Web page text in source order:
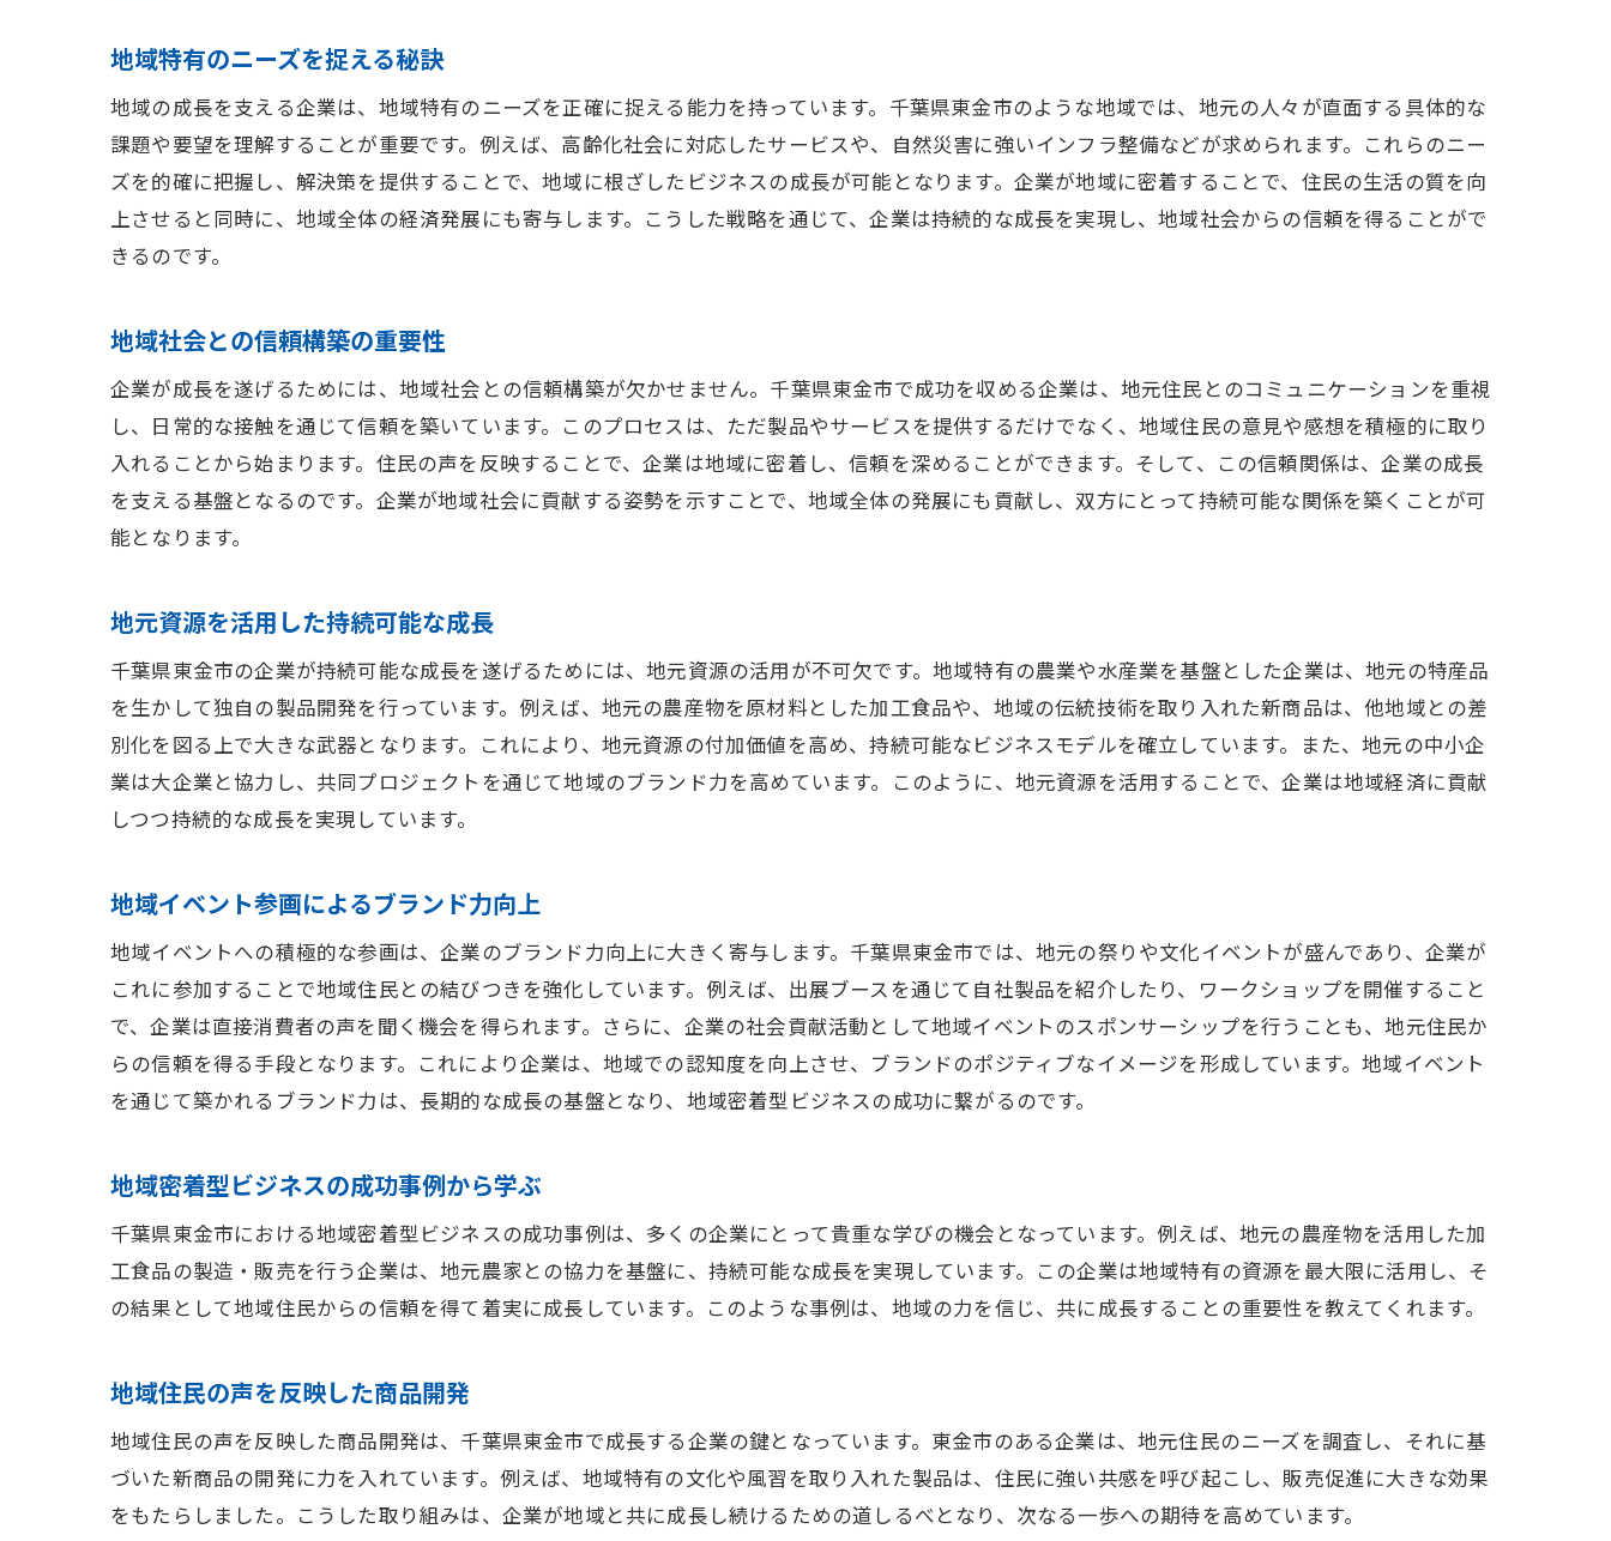
東金市の経済発展と産業構造
地域資源を活かした新規ビジネス展開
地域企業の競争力を高める戦略
東金市の成長を後押しする政策の分析
成功事例から学ぶイノベーション
地域ニーズをビジネスチャンスに変える
成功企業の地域への貢献事例
成長企業が地域に与える影響分析
地域社会からのフィードバック活用法
住民参加型プロジェクトの成功事例
地元住民の声を反映した経営戦略
地域との連携がもたらす持続可能性
地域資源を活用したエコフレンドリー戦略
持続的成長を支える地域コミュニティの役割
地域と企業の持続的パートナーシップ
長期的成長を目指す地域連携の実施例
地域社会における雇用創出の波及効果
企業の成長がもたらす社会的価値
地域振興に寄与する企業の役割
東金市で成長する企業の地域密着型アプローチ
地域特性を活かしたアプローチとは
東金市の企業が選ぶ地域密着戦略
地域特有のニーズを捉える秘訣
地域の成長を支える企業は、地域特有のニーズを正確に捉える能力を持っています。千葉県東金市のような地域では、地元の人々が直面する具体的な
課題や要望を理解することが重要です。例えば、高齢化社会に対応したサービスや、自然災害に強いインフラ整備などが求められます。これらのニー
ズを的確に把握し、解決策を提供することで、地域に根ざしたビジネスの成長が可能となります。企業が地域に密着することで、住民の生活の質を向
上させると同時に、地域全体の経済発展にも寄与します。こうした戦略を通じて、企業は持続的な成長を実現し、地域社会からの信頼を得ることがで
きるのです。
地域社会との信頼構築の重要性
企業が成長を遂げるためには、地域社会との信頼構築が欠かせません。千葉県東金市で成功を収める企業は、地元住民とのコミュニケーションを重視
し、日常的な接触を通じて信頼を築いています。このプロセスは、ただ製品やサービスを提供するだけでなく、地域住民の意見や感想を積極的に取り
入れることから始まります。住民の声を反映することで、企業は地域に密着し、信頼を深めることができます。そして、この信頼関係は、企業の成長
を支える基盤となるのです。企業が地域社会に貢献する姿勢を示すことで、地域全体の発展にも貢献し、双方にとって持続可能な関係を築くことが可
能となります。
地元資源を活用した持続可能な成長
千葉県東金市の企業が持続可能な成長を遂げるためには、地元資源の活用が不可欠です。地域特有の農業や水産業を基盤とした企業は、地元の特産品
を生かして独自の製品開発を行っています。例えば、地元の農産物を原材料とした加工食品や、地域の伝統技術を取り入れた新商品は、他地域との差
別化を図る上で大きな武器となります。これにより、地元資源の付加価値を高め、持続可能なビジネスモデルを確立しています。また、地元の中小企
業は大企業と協力し、共同プロジェクトを通じて地域のブランド力を高めています。このように、地元資源を活用することで、企業は地域経済に貢献
しつつ持続的な成長を実現しています。
地域イベント参画によるブランド力向上
地域イベントへの積極的な参画は、企業のブランド力向上に大きく寄与します。千葉県東金市では、地元の祭りや文化イベントが盛んであり、企業が
これに参加することで地域住民との結びつきを強化しています。例えば、出展ブースを通じて自社製品を紹介したり、ワークショップを開催すること
で、企業は直接消費者の声を聞く機会を得られます。さらに、企業の社会貢献活動として地域イベントのスポンサーシップを行うことも、地元住民か
らの信頼を得る手段となります。これにより企業は、地域での認知度を向上させ、ブランドのポジティブなイメージを形成しています。地域イベント
を通じて築かれるブランド力は、長期的な成長の基盤となり、地域密着型ビジネスの成功に繋がるのです。
地域密着型ビジネスの成功事例から学ぶ
千葉県東金市における地域密着型ビジネスの成功事例は、多くの企業にとって貴重な学びの機会となっています。例えば、地元の農産物を活用した加
工食品の製造・販売を行う企業は、地元農家との協力を基盤に、持続可能な成長を実現しています。この企業は地域特有の資源を最大限に活用し、そ
の結果として地域住民からの信頼を得て着実に成長しています。このような事例は、地域の力を信じ、共に成長することの重要性を教えてくれます。
地域住民の声を反映した商品開発
地域住民の声を反映した商品開発は、千葉県東金市で成長する企業の鍵となっています。東金市のある企業は、地元住民のニーズを調査し、それに基
づいた新商品の開発に力を入れています。例えば、地域特有の文化や風習を取り入れた製品は、住民に強い共感を呼び起こし、販売促進に大きな効果
をもたらしました。こうした取り組みは、企業が地域と共に成長し続けるための道しるべとなり、次なる一歩への期待を高めています。